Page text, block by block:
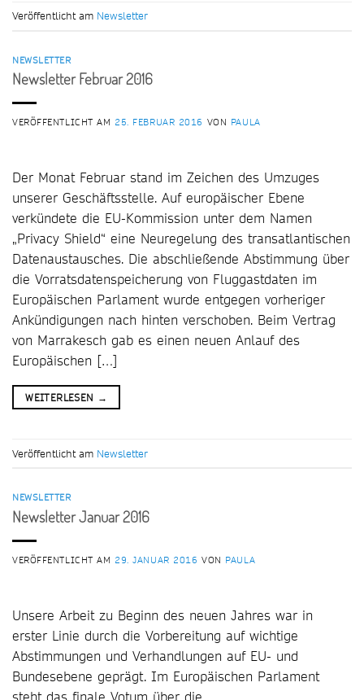
Veröffentlicht am Newsletter
NEWSLETTER
Newsletter Februar 2016
VERÖFFENTLICHT AM 25. FEBRUAR 2016 VON PAULA
Der Monat Februar stand im Zeichen des Umzuges
unserer Geschäftsstelle. Auf europäischer Ebene
verkündete die EU-Kommission unter dem Namen
„Privacy Shield“ eine Neuregelung des transatlantischen
Datenaustausches. Die abschließende Abstimmung über
die Vorratsdatenspeicherung von Fluggastdaten im
Europäischen Parlament wurde entgegen vorheriger
Ankündigungen nach hinten verschoben. Beim Vertrag
von Marrakesch gab es einen neuen Anlauf des
Europäischen […]
WEITERLESEN →
Veröffentlicht am Newsletter
NEWSLETTER
Newsletter Januar 2016
VERÖFFENTLICHT AM 29. JANUAR 2016 VON PAULA
Unsere Arbeit zu Beginn des neuen Jahres war in
erster Linie durch die Vorbereitung auf wichtige
Abstimmungen und Verhandlungen auf EU- und
Bundesebene geprägt. Im Europäischen Parlament
steht das finale Votum über die